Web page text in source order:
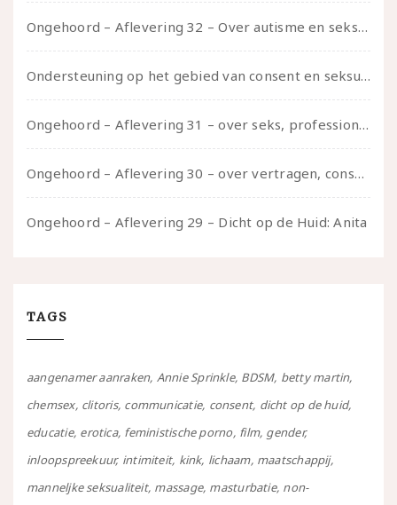
Ongehoord – Aflevering 32 – Over autisme en seksualiteit – in gesprek met Roos Reijbroek
Ondersteuning op het gebied van consent en seksualiteit
Ongehoord – Aflevering 31 – over seks, professioneel en persoonlijk, een gesprek met Marije
Ongehoord – Aflevering 30 – over vertragen, consent en negatieve gevoelens met Meg-John Barker
Ongehoord – Aflevering 29 – Dicht op de Huid: Anita
TAGS
aangenamer aanraken Annie Sprinkle BDSM betty martin
chemsex clitoris communicatie consent dicht op de huid
educatie erotica feministische porno film gender
inloopspreekuur intimiteit kink lichaam maatschappij
manneljke seksualiteit massage masturbatie non-